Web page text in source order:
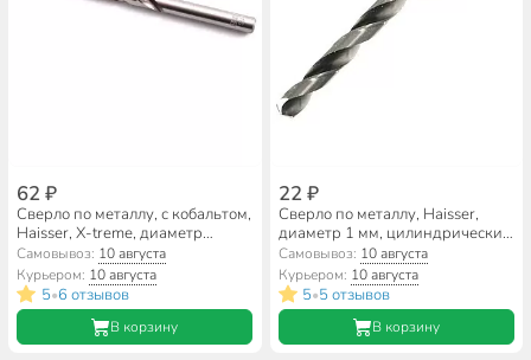
62 ₽
Сверло по металлу, с кобальтом,
Haisser, X-treme, диаметр
2х24х48 мм, цилиндрический
хвостовик, XT101004
Самовывоз: 10 августа
Курьером: 10 августа
5•6 отзывов
В корзину
22 ₽
Сверло по металлу, Haisser,
диаметр 1 мм, цилиндрический
хвостовик, HS101001
Самовывоз: 10 августа
Курьером: 10 августа
5•5 отзывов
В корзину